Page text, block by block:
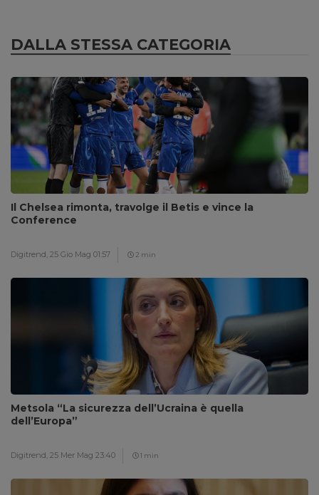
DALLA STESSA CATEGORIA
Il Chelsea rimonta, travolge il Betis e vince la
Conference
Digitrend, 25 Gio Mag 01:57 2 min
Metsola “La sicurezza dell’Ucraina è quella
dell’Europa”
Digitrend, 25 Mer Mag 23:40 1 min